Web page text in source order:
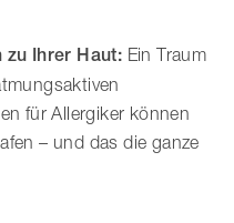
Ihrer Haut: Ein Traum
für Allergiker können
– und das die ganze